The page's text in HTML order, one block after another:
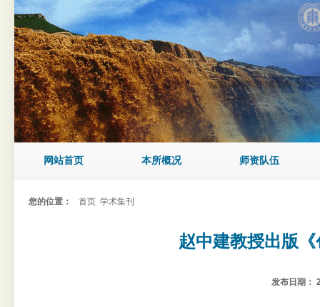
网站首页 本所概况 师资队伍
您的位置： 首页 学术集刊
赵中建教授出版
发布日期：